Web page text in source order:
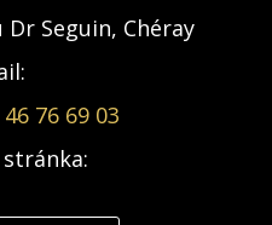
Dr Seguin, Chéray
76 69 03